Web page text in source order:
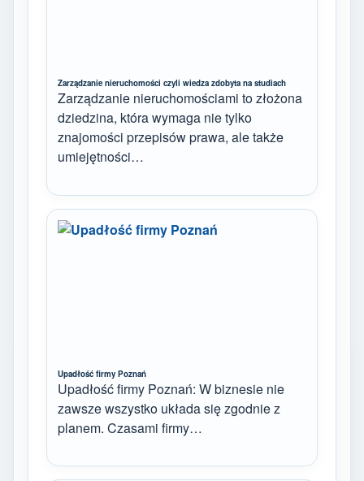
Zarządzanie nieruchomości czyli wiedza zdobyta na studiach
Zarządzanie nieruchomościami to złożona
dziedzina, która wymaga nie tylko
znajomości przepisów prawa, ale także
umiejętności…
Upadłość firmy Poznań
Upadłość firmy Poznań: W biznesie nie
zawsze wszystko układa się zgodnie z
planem. Czasami firmy…